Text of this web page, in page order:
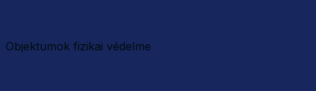
Objektumok fizikai védelme